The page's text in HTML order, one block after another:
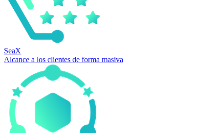
SeaX
Alcance a los clientes de forma masiva